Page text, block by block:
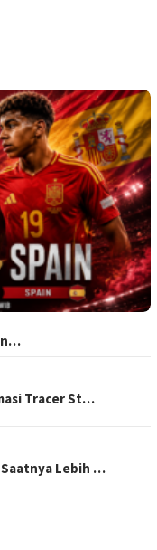
Tracer St…
Saatnya Lebih …